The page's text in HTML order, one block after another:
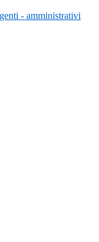
- amministrativi